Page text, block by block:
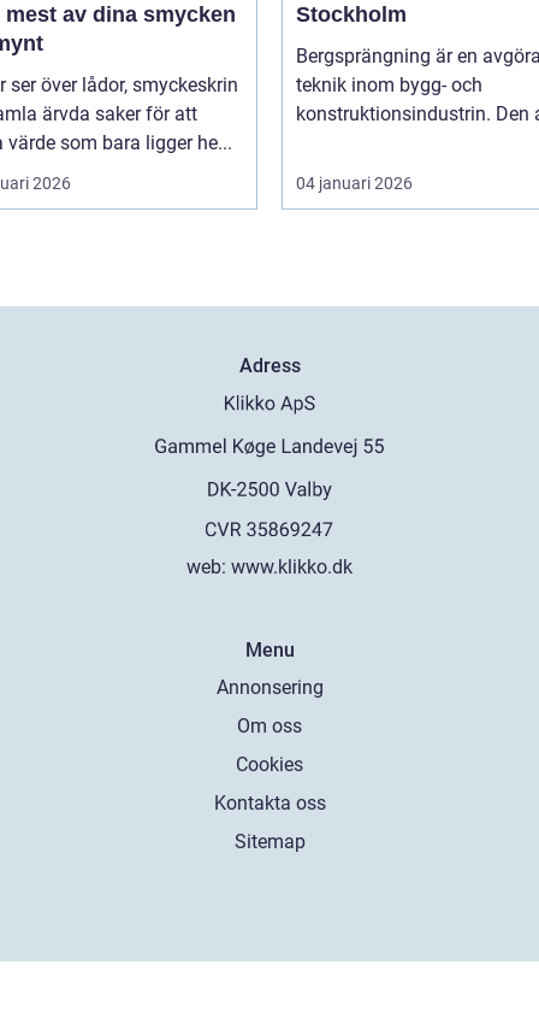
mest av dina smycken
ser över lådor, smyckeskrin
ärvda saker för att
värde som bara ligger he...
2026
Stockholm
Bergsprängning är en
teknik inom bygg- och
konstruktionsindustrin. Den
04 januari 2026
Adress
web: www.klikko.dk
Menu
Annonsering
Om oss
Cookies
Kontakta oss
Sitemap